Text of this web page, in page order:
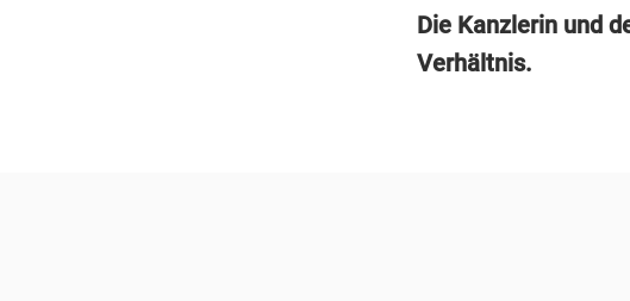
Die Kanzlerin und
Verhältnis.